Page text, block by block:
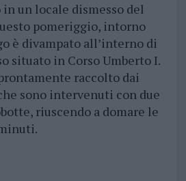
un locale dismesso del
pomeriggio, intorno
è divampato all’interno di
situato in Corso Umberto I.
raccolto dai
sono intervenuti con due
riuscendo a domare le